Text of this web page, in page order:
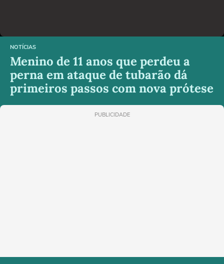
NOTÍCIAS
Menino de 11 anos que perdeu a
perna em ataque de tubarão dá
primeiros passos com nova prótese
PUBLICIDADE